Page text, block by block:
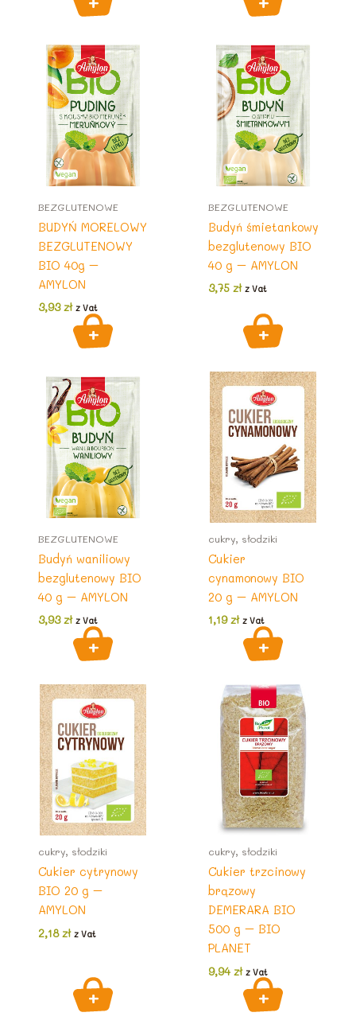
BEZGLUTENOWE
BUDYŃ MORELOWY
BEZGLUTENOWY
BIO 40g –
AMYLON
3,93zł z Vat
BEZGLUTENOWE
Budyń śmietankowy
bezglutenowy BIO
40 g – AMYLON
3,75 zł z Vat
BEZGLUTENOWE
Budyń waniliowy
bezglutenowy BIO
40 g – AMYLON
3,93zł z Vat
cukry, słodziki
Cukier
cynamonowy BIO
20 g – AMYLON
1,19zł z Vat
cukry, słodziki
Cukier cytrynowy
BIO 20 g –
AMYLON
2,18zł z Vat
cukry, słodziki
Cukier trzcinowy
brązowy
DEMERARA BIO
500 g – BIO
PLANET
9,94 zł z Vat